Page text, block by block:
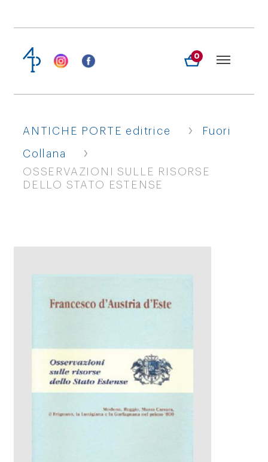
0
ANTICHE PORTE editrice › Fuori
Collana ›
OSSERVAZIONI SULLE RISORSE
DELLO STATO ESTENSE